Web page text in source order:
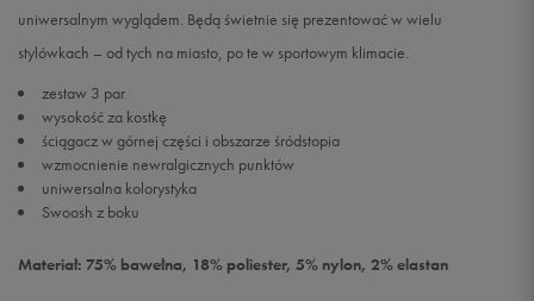
uniwersalnym wyglądem. Będą świetnie się prezentować w wielu
stylówkach – od tych na miasto, po te w sportowym klimacie.
zestaw 3 par
wysokość za kostkę
ściągacz w górnej części i obszarze śródstopia
wzmocnienie newralgicznych punktów
uniwersalna kolorystyka
Swoosh z boku
Materiał: 75% bawełna, 18% poliester, 5% nylon, 2% elastan